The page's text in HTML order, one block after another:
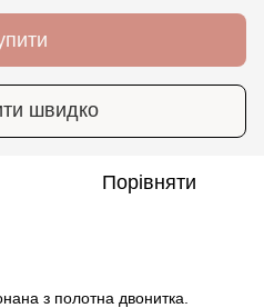
швидко
Порівняти
з полотна двонитка.